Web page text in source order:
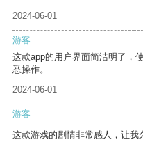
2024-06-01
游客
这款app的用户界面简洁明了，
悉操作。
2024-06-01
游客
这款游戏的剧情非常感人，让我